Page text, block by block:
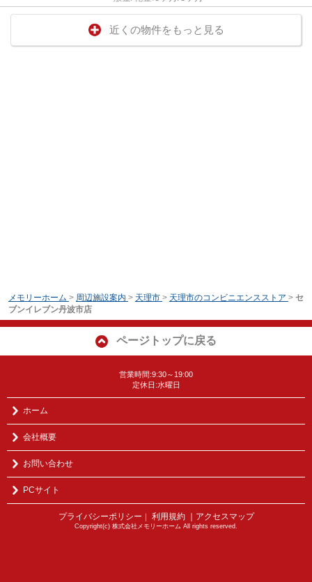
近くの物件をもっと見る
メモリーホーム > 周辺施設案内 > 天理市 > 天理市のコンビニエンスストア > セ
ブンイレブン丹波市店
ページトップに戻る
営業時間:9:30～19:00
定休日:水曜日
ホーム
会社概要
お問い合わせ
PCサイト
プライバシーポリシー ｜ 利用規約 ｜アクセスマップ
Copyright(c) 株式会社メモリーホーム All rights reserved.